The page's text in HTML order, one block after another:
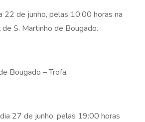
22 de junho, pelas 10:00 horas na
S. Martinho de Bougado.
Bougado – Trofa.
27 de junho, pelas 19:00 horas